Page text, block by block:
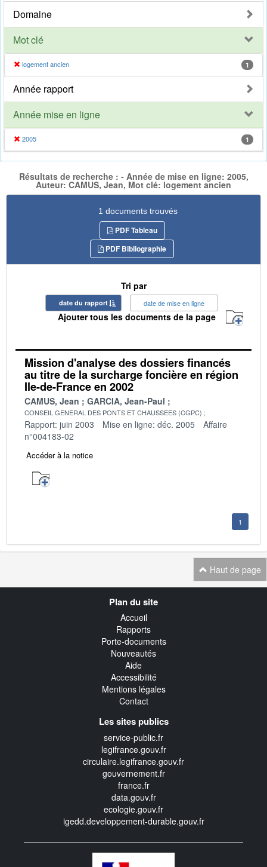
Domaine
Mot clé
logement ancien 1
Année rapport
Année mise en ligne
2005 1
Résultats de recherche : - Année de mise en ligne: 2005,
Auteur: CAMUS, Jean, Mot clé: logement ancien
1 documents trouvés
PDF Tableau
PDF Bibliographie
Tri par
date du rapport date de mise en ligne
Ajouter tous les documents de la page
Mission d'analyse des dossiers financés
au titre de la surcharge foncière en région
Ile-de-France en 2002
CAMUS, Jean GARCIA, Jean-Paul
CONSEIL GENERAL DES PONTS ET CHAUSSEES (CGPC)
Rapport: juin 2003 Mise en ligne: déc. 2005
Affaire
n°004183-02
Accéder à la notice
1
Haut de page
Plan du site
Accueil
Rapports
Porte-documents
Nouveautés
Aide
Accessibilité
Mentions légales
Contact
Les sites publics
service-public.fr
legifrance.gouv.fr
circulaire.legifrance.gouv.fr
gouvernement.fr
france.fr
data.gouv.fr
ecologie.gouv.fr
igedd.developpement-durable.gouv.fr